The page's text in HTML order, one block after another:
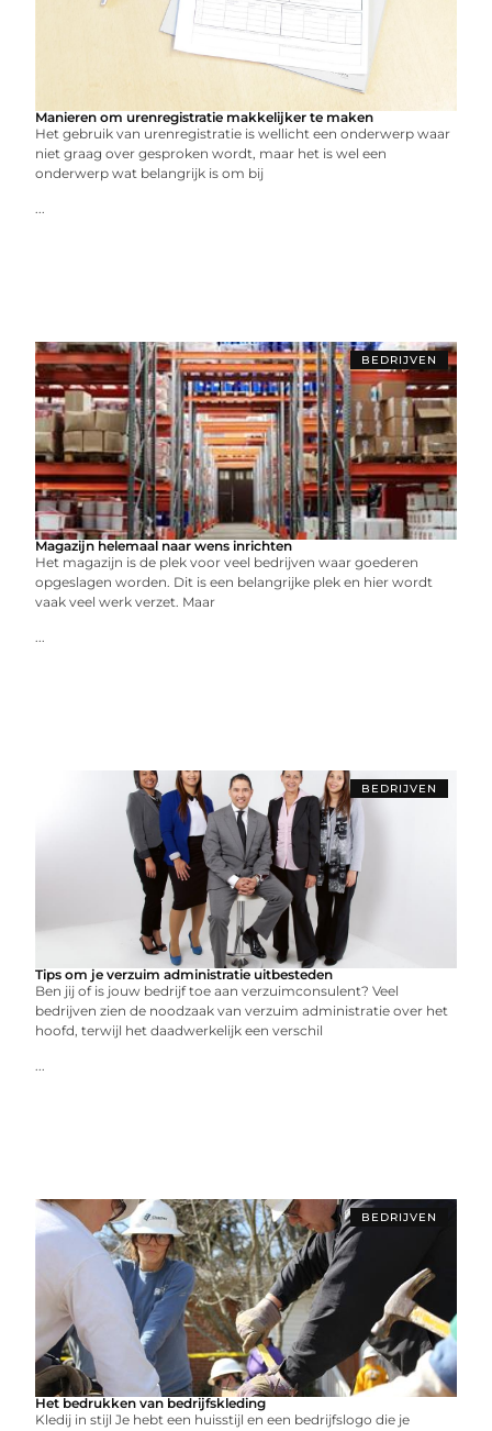
Manieren om urenregistratie makkelijker te maken
Het gebruik van urenregistratie is wellicht een onderwerp waar
niet graag over gesproken wordt, maar het is wel een
onderwerp wat belangrijk is om bij
...
BEDRIJVEN
Magazijn helemaal naar wens inrichten
Het magazijn is de plek voor veel bedrijven waar goederen
opgeslagen worden. Dit is een belangrijke plek en hier wordt
vaak veel werk verzet. Maar
...
BEDRIJVEN
Tips om je verzuim administratie uitbesteden
Ben jij of is jouw bedrijf toe aan verzuimconsulent? Veel
bedrijven zien de noodzaak van verzuim administratie over het
hoofd, terwijl het daadwerkelijk een verschil
...
BEDRIJVEN
Het bedrukken van bedrijfskleding
Kledij in stijl Je hebt een huisstijl en een bedrijfslogo die je